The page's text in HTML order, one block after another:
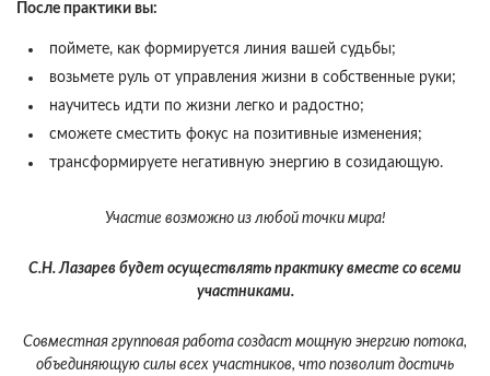
После практики вы:
поймете, как формируется линия вашей судьбы;
возьмете руль от управления жизни в собственные руки;
научитесь идти по жизни легко и радостно;
сможете сместить фокус на позитивные изменения;
трансформируете негативную энергию в созидающую.
Участие возможно из любой точки мира!
С.Н. Лазарев будет осуществлять практику вместе со всеми
участниками.
Совместная групповая работа создаст мощную энергию потока,
объединяющую силы всех участников, что позволит достичь